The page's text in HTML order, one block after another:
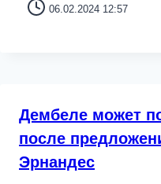
06.02.2024 12:57
Дембеле может
после
Эрнандес